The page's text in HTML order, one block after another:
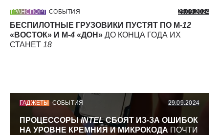
ТРАНСПОРТ СОБЫТИЯ 29.09.2024
БЕСПИЛОТНЫЕ ГРУЗОВИКИ ПУСТЯТ ПО М-12
«ВОСТОК» И М-4 «ДОН» ДО КОНЦА ГОДА ИХ
СТАНЕТ 18
ГАДЖЕТЫ СОБЫТИЯ 29.09.2024
ПРОЦЕССОРЫINTELСБОЯТ ИЗ-ЗА ОШИБОК
НА УРОВНЕ КРЕМНИЯ И МИКРОКОДА ПОЧТИ